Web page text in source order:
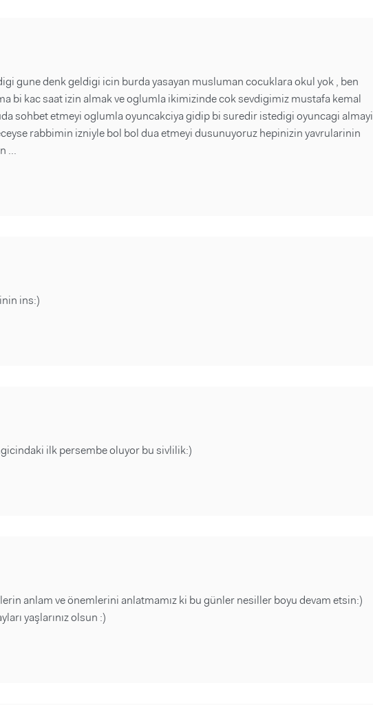
Sorular ve Yanıtlar
Makaleler
Videolar
gune denk geldigi icin burda yasayan musluman cocuklara okul yok , ben
bi kac saat izin almak ve oglumla ikimizinde cok sevdigimiz mustafa kemal
sohbet etmeyi oglumla oyuncakciya gidip bi suredir istedigi oyuncagi almayi
rabbimin izniyle bol bol dua etmeyi dusunuyoruz hepinizin yavrularinin
...
ins:)
ilk persembe oluyor bu sivlilik:)
anlam ve önemlerini anlatmamız ki bu günler nesiller boyu devam etsin:)
yaşlarınız olsun :)